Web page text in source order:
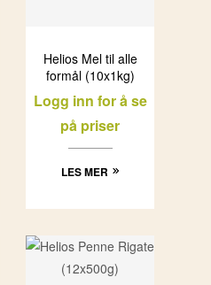
Helios Mel til alle
formål (10x1kg)
Logg inn for å se
på priser
LES MER